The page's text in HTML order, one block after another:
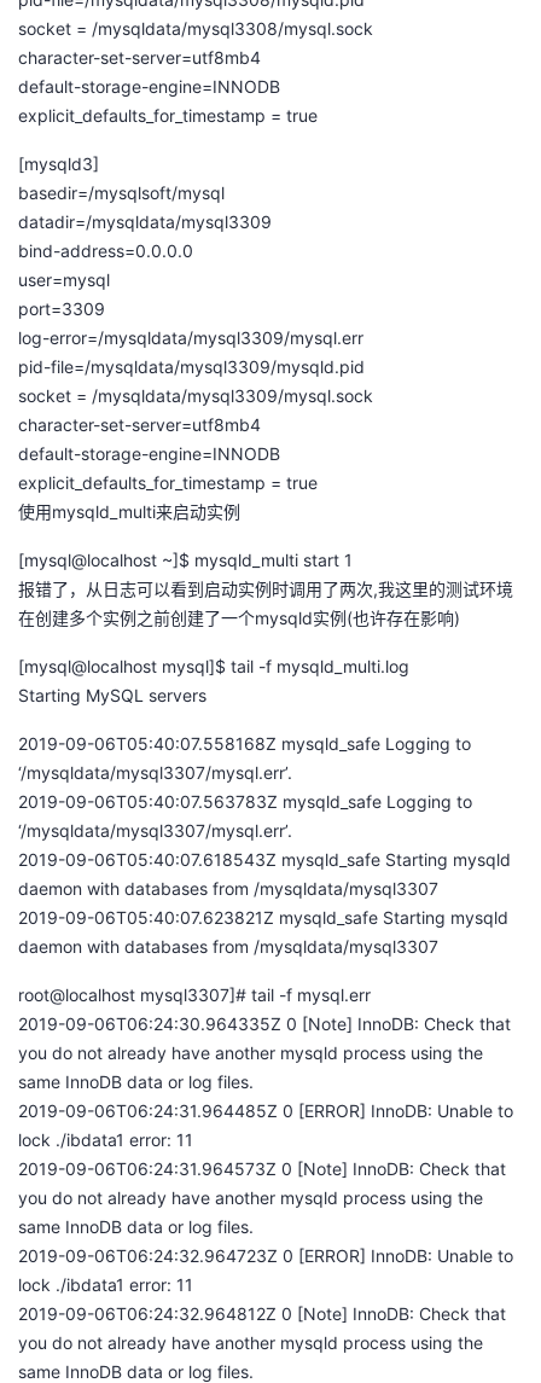
socket = /mysqldata/mysql3308/mysql.sock
character-set-server=utf8mb4
default-storage-engine=INNODB
explicit_defaults_for_timestamp = true
[mysqld3]
basedir=/mysqlsoft/mysql
datadir=/mysqldata/mysql3309
bind-address=0.0.0.0
user=mysql
port=3309
log-error=/mysqldata/mysql3309/mysql.err
pid-file=/mysqldata/mysql3309/mysqld.pid
socket = /mysqldata/mysql3309/mysql.sock
character-set-server=utf8mb4
default-storage-engine=INNODB
explicit_defaults_for_timestamp = true
使用mysqld_multi来启动实例
[mysql@localhost ~]$ mysqld_multi start 1
报错了，从日志可以看到启动实例时调用了两次,我这里的测试环境
在创建多个实例之前创建了一个mysqld实例(也许存在影响)
[mysql@localhost mysql]$ tail -f mysqld_multi.log
Starting MySQL servers
2019-09-06T05:40:07.558168Z mysqld_safe Logging to
‘/mysqldata/mysql3307/mysql.err’.
2019-09-06T05:40:07.563783Z mysqld_safe Logging to
‘/mysqldata/mysql3307/mysql.err’.
2019-09-06T05:40:07.618543Z mysqld_safe Starting mysqld
daemon with databases from /mysqldata/mysql3307
2019-09-06T05:40:07.623821Z mysqld_safe Starting mysqld
daemon with databases from /mysqldata/mysql3307
root@localhost mysql3307]# tail -f mysql.err
2019-09-06T06:24:30.964335Z 0 [Note] InnoDB: Check that
you do not already have another mysqld process using the
same InnoDB data or log files.
2019-09-06T06:24:31.964485Z 0 [ERROR] InnoDB: Unable to
lock ./ibdata1 error: 11
2019-09-06T06:24:31.964573Z 0 [Note] InnoDB: Check that
you do not already have another mysqld process using the
same InnoDB data or log files.
2019-09-06T06:24:32.964723Z 0 [ERROR] InnoDB: Unable to
lock ./ibdata1 error: 11
2019-09-06T06:24:32.964812Z 0 [Note] InnoDB: Check that
you do not already have another mysqld process using the
same InnoDB data or log files.